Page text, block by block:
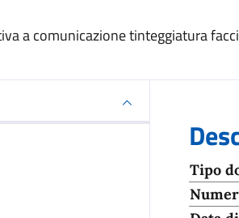
a comunicazione tinteggiatura
Tipo